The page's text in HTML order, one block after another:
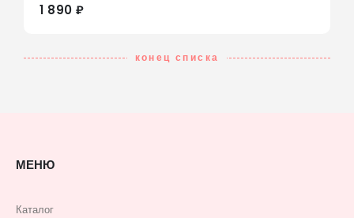
1 890 ₽
конец списка
МЕНЮ
Каталог